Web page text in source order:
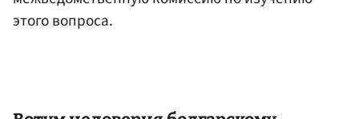
этого вопроса.